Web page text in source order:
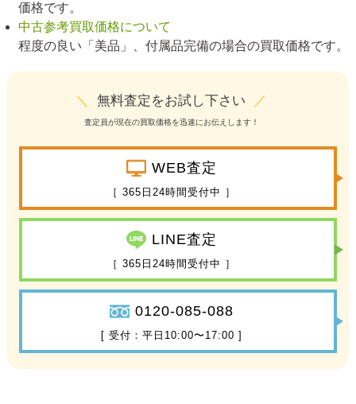
価格です。
中古参考買取価格について
程度の良い「美品」、付属品完備の場合の買取価格です。
＼ 無料査定をお試し下さい ／
査定員が現在の買取価格を迅速にお伝えします！
WEB査定
［ 365日24時間受付中 ］
LINE査定
［ 365日24時間受付中 ］
0120-085-088
[ 受付：平日10:00〜17:00 ]